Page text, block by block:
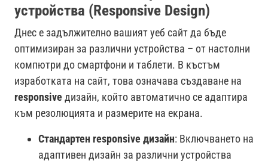
устройства (Responsive Design)
Днес е задължително вашият уеб сайт да бъде
оптимизиран за различни устройства – от настолни
компютри до смартфони и таблети. В къстъм
изработката на сайт, това означава създаване на
responsive дизайн, който автоматично се адаптира
към резолюцията и размерите на екрана.
Стандартен responsive дизайн: Включването на
адаптивен дизайн за различни устройства